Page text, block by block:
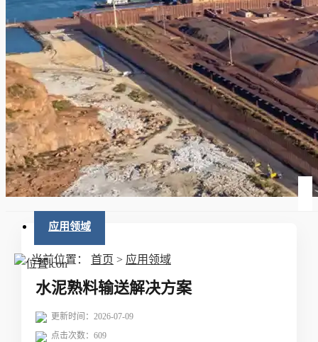
应用领域
当前位置： 首页 > 应用领域
水泥熟料输送解决方案
更新时间：2026-07-09
点击次数： 609